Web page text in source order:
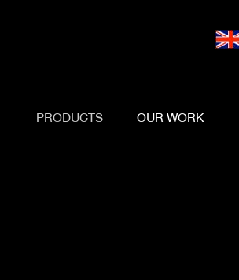
PRODUCTS OUR WORK